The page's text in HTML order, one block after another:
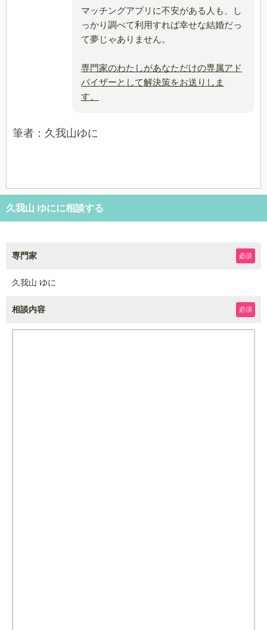
マッチングアプリに不安がある人も、し
っかり調べて利用すれば幸せな結婚だっ
て夢じゃありません。
専門家のわたしがあなただけの専属アド
バイザーとして解決策をお送りしま
す。
筆者：久我山ゆに
久我山 ゆにに相談する
専門家 必須
久我山 ゆに
相談内容 必須